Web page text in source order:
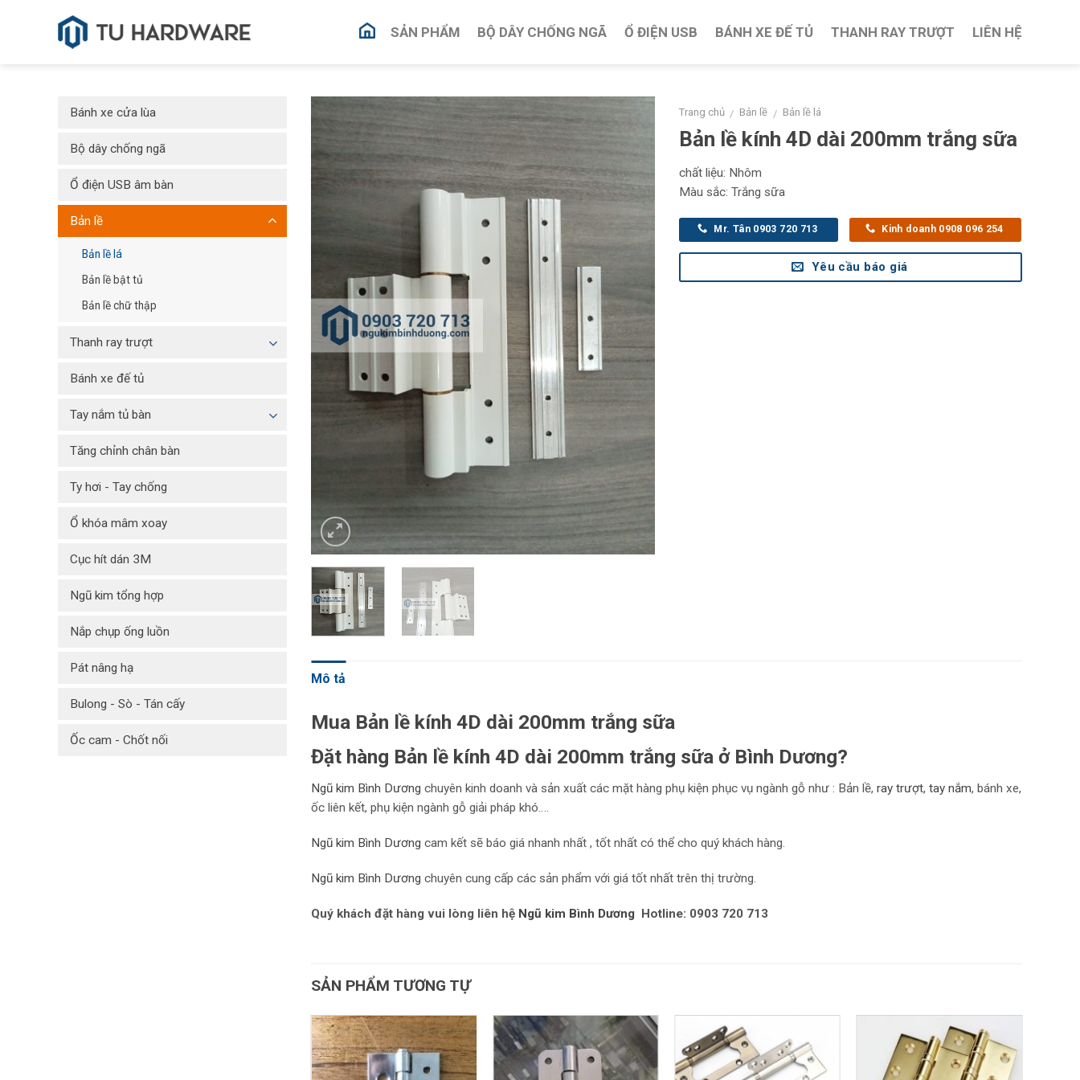
SẢN PHẨM BỘ DÂY CHỐNG NGÃ Ổ ĐIỆN USB BÁNH XE ĐẾ TỦ THANH RAY TRƯỢT LIÊN HỆ
Trang chủ / Bản lề / Bản lề lá
Bản lề kính 4D dài 200mm trắng sữa
chất liệu: Nhôm
Màu sắc: Trắng sữa
Mr. Tân 0903 720 713 Kinh doanh 0908 096 254
Yêu cầu báo giá
Mô tả
Mua Bản lề kính 4D dài 200mm trắng sữa
Đặt hàng Bản lề kính 4D dài 200mm trắng sữa ở Bình Dương?
Ngũ kim Bình Dương chuyên kinh doanh và sản xuất các mặt hàng phụ kiện phục vụ ngành gỗ như : Bản lề, ray trượt, tay nắm, bánh xe,
ốc liên kết, phụ kiện ngành gỗ giải pháp khó….
Ngũ kim Bình Dương cam kết sẽ báo giá nhanh nhất , tốt nhất có thể cho quý khách hàng.
Ngũ kim Bình Dương chuyên cung cấp các sản phẩm với giá tốt nhất trên thị trường.
Quý khách đặt hàng vui lòng liên hệ Ngũ kim Bình Dương Hotline: 0903 720 713
SẢN PHẨM TƯƠNG TỰ
Bánh xe cửa lùa
Bộ dây chống ngã
Ổ điện USB âm bàn
Bản lề
Bản lề lá
Bản lề bật tủ
Bản lề chữ thập
Thanh ray trượt
Bánh xe đế tủ
Tay nắm tủ bàn
Tăng chỉnh chân bàn
Ty hơi - Tay chống
Ổ khóa mâm xoay
Cục hít dán 3M
Ngũ kim tổng hợp
Nắp chụp ống luồn
Pát nâng hạ
Bulong - Sò - Tán cấy
Ốc cam - Chốt nối